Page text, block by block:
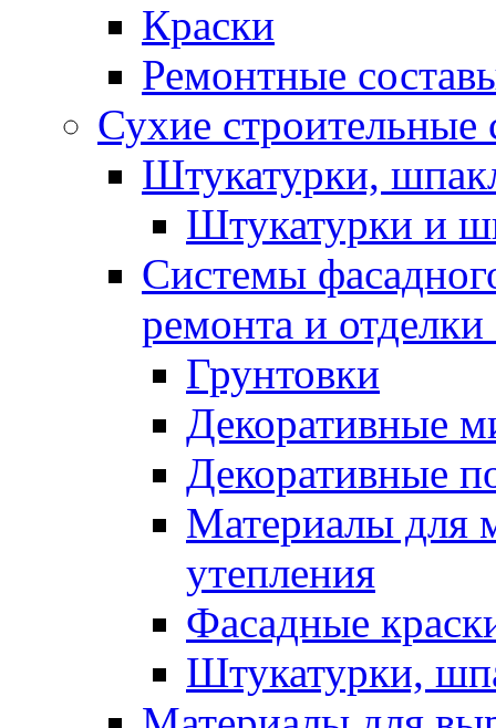
Краски
Ремонтные
Сухие
Штукатурки,
Штукатурки и
Системы
ремонта и отделки
Грунтовки
Декоративные
Декоративные
Материалы для
утепления
Фасадные
Штукатурки,